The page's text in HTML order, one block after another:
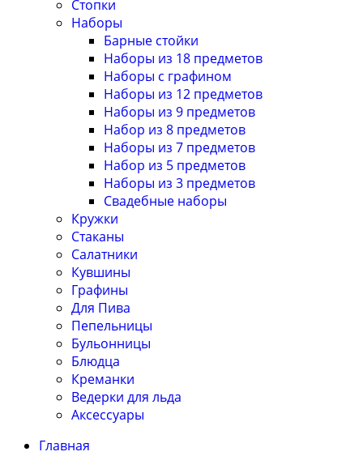
Стопки
Наборы
Барные стойки
Наборы из 18 предметов
Наборы с графином
Наборы из 12 предметов
Наборы из 9 предметов
Набор из 8 предметов
Наборы из 7 предметов
Набор из 5 предметов
Наборы из 3 предметов
Свадебные наборы
Кружки
Стаканы
Салатники
Кувшины
Графины
Для Пива
Пепельницы
Бульонницы
Блюдца
Креманки
Ведерки для льда
Аксессуары
Главная